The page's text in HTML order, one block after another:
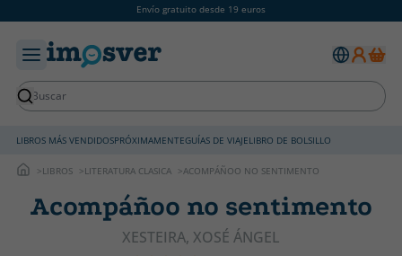
Envío gratuito desde 19 euros
LIBROS MÁS VENDIDOSPRÓXIMAMENTEGUÍAS DE VIAJELIBRO DE BOLSILLO
LIBROS LITERATURA CLASICA ACOMPÁÑOO NO SENTIMENTO
Acompáñoo no sentimento
XESTEIRA, XOSÉ ÁNGEL